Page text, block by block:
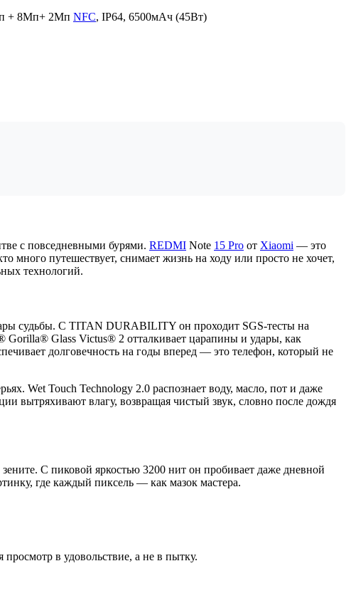
+ 8Мп+ 2Мп NFC, IP64, 6500мАч (45Вт)
с повседневными бурями. REDMI Note 15 Pro от Xiaomi — это
много путешествует, снимает жизнь на ходу или просто не хочет,
технологий.
судьбы. С TITAN DURABILITY он проходит SGS-тесты на
Gorilla® Glass Victus® 2 отталкивает царапины и удары, как
долговечность на годы вперед — это телефон, который не
Wet Touch Technology 2.0 распознает воду, масло, пот и даже
вытряхивают влагу, возвращая чистый звук, словно после дождя
зените. С пиковой яркостью 3200 нит он пробивает даже дневной
где каждый пиксель — как мазок мастера.
в удовольствие, а не в пытку.